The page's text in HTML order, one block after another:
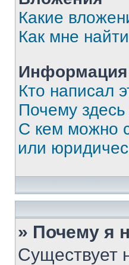
Какие
Как мне
Информация
Кто написал
Почему
С кем можно
или
» Почему я
Существует